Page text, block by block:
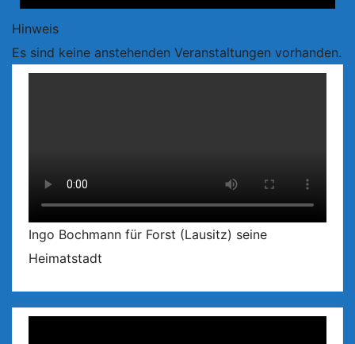
Hinweis
Es sind keine anstehenden Veranstaltungen vorhanden.
Ingo Bochmann für Forst (Lausitz) seine
Heimatstadt